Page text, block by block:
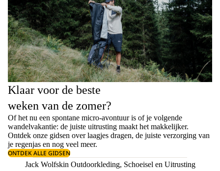
Klaar voor de beste
weken van de zomer?
Of het nu een spontane micro-avontuur is of je volgende
wandelvakantie: de juiste uitrusting maakt het makkelijker.
Ontdek onze gidsen overlaagjes dragen, de juiste verzorging van
je regenjas en nog veel meer.
ONTDEK ALLE GIDSEN
Jack Wolfskin Outdoorkleding, Schoeisel en Uitrusting